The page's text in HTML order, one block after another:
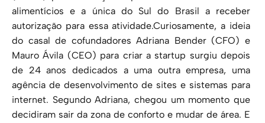
alimentícios e a única do Sul do Brasil a receber
autorização para essa atividade.Curiosamente, a ideia
do casal de cofundadores Adriana Bender (CFO) e
Mauro Ávila (CEO) para criar a startup surgiu depois
de 24 anos dedicados a uma outra empresa, uma
agência de desenvolvimento de sites e sistemas para
internet. Segundo Adriana, chegou um momento que
decidiram sair da zona de conforto e mudar de área. E